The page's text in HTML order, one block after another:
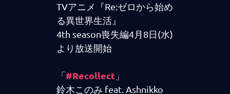
TVアニメ『Re:ゼロから始め
る異世界生活』
4th season喪失編4月8日(水)
より放送開始
「#Recollect 」
鈴木このみ feat. Ashnikko